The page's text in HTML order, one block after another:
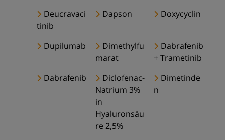
Deucravaci
tinib
Dapson Doxycyclin
Dupilumab
Dimethylfu
marat
Dabrafenib
+ Trametinib
Dabrafenib
Diclofenac-
Natrium 3%
in
Hyaluronsäu
re 2,5%
Dimetinde
n